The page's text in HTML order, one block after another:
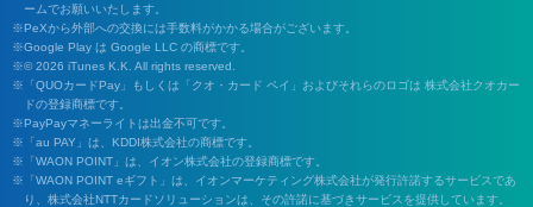
ームでお願いいたします。
PeXから外部への交換には手数料がかかる場合がございます。
Google Play は Google LLC の商標です。
© 2026 iTunes K.K. All rights reserved.
「QUOカードPay」もしくは「クオ・カード ペイ」およびそれらのロゴは 株式会社クオカー
ドの登録商標です。
PayPayマネーライトは出金不可です。
「au PAY」は、KDDI株式会社の商標です。
「WAON POINT」は、イオン株式会社の登録商標です。
「WAON POINT eギフト」は、イオンマーケティング株式会社が発行許諾するサービスであ
り、株式会社NTTカードソリューションは、その許諾に基づきサービスを提供しています。